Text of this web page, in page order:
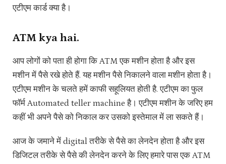
एटीएम कार्ड क्या है।
ATM kya hai.
आप लोगों को पता ही होगा कि ATM एक मशीन होता है और इस
मशीन में पैसे रखे होते हैं. यह मशीन पैसे निकालने वाला मशीन होता है।
एटीएम मशीन के चलते हमें काफी सहूलियत होती है. एटीएम का फुल
फॉर्म Automated teller machine है। एटीएम मशीन के जरिए हम
कहीं भी अपने पैसे को निकाल कर उसको इस्तेमाल में ला सकते हैं।
आज के जमाने में digital तरीके से पैसे का लेनदेन होता है और इस
डिजिटल तरीके से पैसे की लेनदेन करने के लिए हमारे पास एक ATM